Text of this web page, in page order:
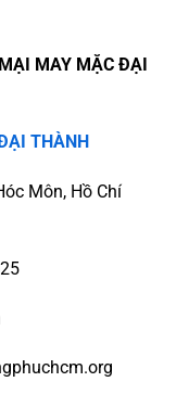
MAY MẶC ĐẠI
THÀNH
Môn, Hồ Chí